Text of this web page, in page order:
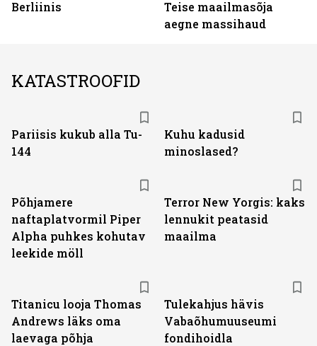
Berliinis
Teise maailmasõja
aegne massihaud
KATASTROOFID
Pariisis kukub alla Tu-
144
Kuhu kadusid
minoslased?
Põhjamere
naftaplatvormil Piper
Alpha puhkes kohutav
leekide möll
Terror New Yorgis: kaks
lennukit peatasid
maailma
Titanicu looja Thomas
Andrews läks oma
laevaga põhja
Tulekahjus hävis
Vabaõhumuuseumi
fondihoidla